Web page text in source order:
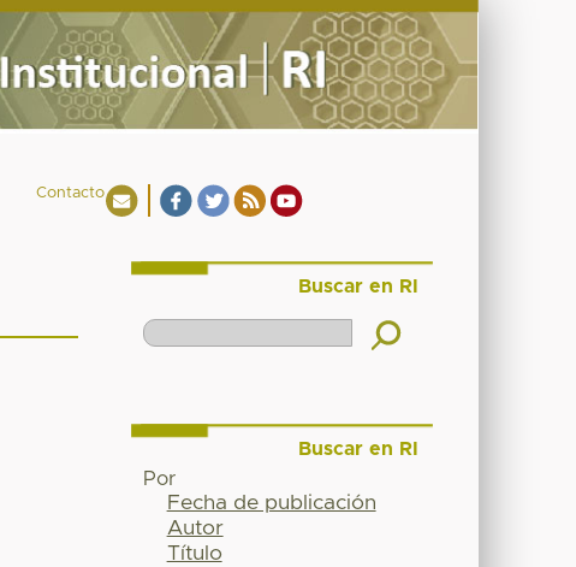
Contacto
Buscar en RI
Buscar en RI
Por
Fecha de publicación
Autor
Título